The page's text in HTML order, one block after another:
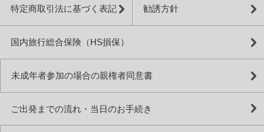
特定商取引法に基づく表記 勧誘方針
国内旅行総合保険（HS損保）
未成年者参加の場合の親権者同意書
ご出発までの流れ・当日のお手続き